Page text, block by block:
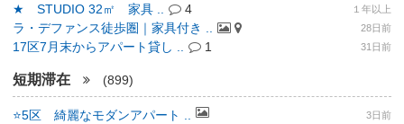
★ STUDIO 32㎡ 家具 .. 4 １年以上
ラ・デファンス徒歩圏｜家具付き .. 28日前
17区7月末からアパート貸し .. 1 31日前
短期滞在 (899)
⭐️5区 綺麗なモダンアパート .. 3日前